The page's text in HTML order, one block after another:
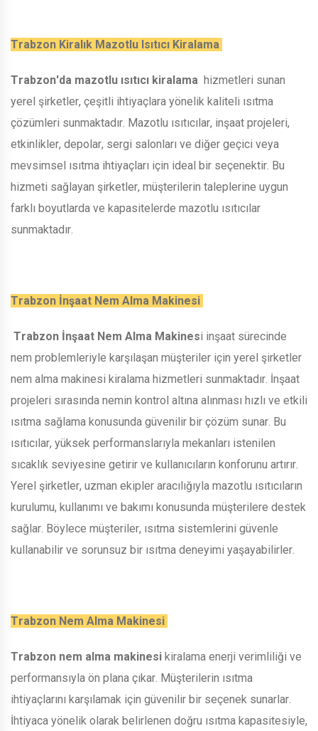
Trabzon Kiralık Mazotlu Isıtıcı Kiralama
Trabzon'da mazotlu ısıtıcı kiralama hizmetleri sunan
yerel şirketler, çeşitli ihtiyaçlara yönelik kaliteli ısıtma
çözümleri sunmaktadır. Mazotlu ısıtıcılar, inşaat projeleri,
etkinlikler, depolar, sergi salonları ve diğer geçici veya
mevsimsel ısıtma ihtiyaçları için ideal bir seçenektir. Bu
hizmeti sağlayan şirketler, müşterilerin taleplerine uygun
farklı boyutlarda ve kapasitelerde mazotlu ısıtıcılar
sunmaktadır.
Trabzon İnşaat Nem Alma Makinesi
Trabzon İnşaat Nem Alma Makinesi inşaat sürecinde
nem problemleriyle karşılaşan müşteriler için yerel şirketler
nem alma makinesi kiralama hizmetleri sunmaktadır. İnşaat
projeleri sırasında nemin kontrol altına alınması hızlı ve etkili
ısıtma sağlama konusunda güvenilir bir çözüm sunar. Bu
ısıtıcılar, yüksek performanslarıyla mekanları istenilen
sıcaklık seviyesine getirir ve kullanıcıların konforunu artırır.
Yerel şirketler, uzman ekipler aracılığıyla mazotlu ısıtıcıların
kurulumu, kullanımı ve bakımı konusunda müşterilere destek
sağlar. Böylece müşteriler, ısıtma sistemlerini güvenle
kullanabilir ve sorunsuz bir ısıtma deneyimi yaşayabilirler.
Trabzon Nem Alma Makinesi
Trabzon nem alma makinesi kiralama enerji verimliliği ve
performansıyla ön plana çıkar. Müşterilerin ısıtma
ihtiyaçlarını karşılamak için güvenilir bir seçenek sunarlar.
İhtiyaca yönelik olarak belirlenen doğru ısıtma kapasitesiyle,